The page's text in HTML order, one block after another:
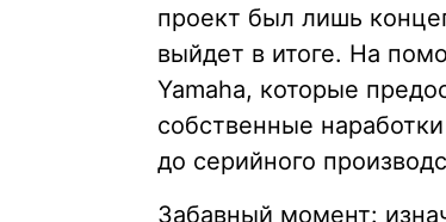
проект был лишь
выйдет в итоге. На
Yamaha, которые
собственные
до серийного
Забавный момент: